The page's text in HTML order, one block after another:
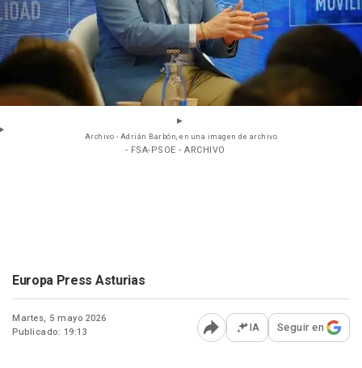
Archivo - Adrián Barbón, en una imagen de archivo
- FSA-PSOE - ARCHIVO
Europa Press Asturias
Martes, 5 mayo 2026
Publicado: 19:13
Abrir opciones para
IA Seguir en